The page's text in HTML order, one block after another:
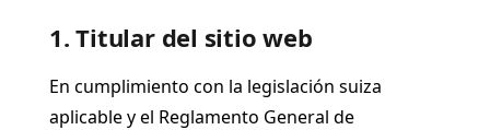
1. Titular del sitio web
En cumplimiento con la legislación suiza
aplicable y el Reglamento General de